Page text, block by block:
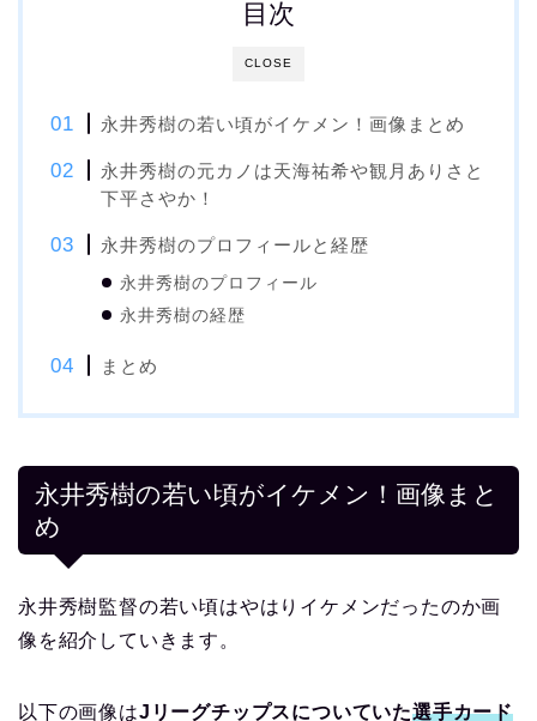
CLOSE
目次
永井秀樹の若い頃がイケメン！画像まとめ
永井秀樹の元カノは天海祐希や観月ありさと
下平さやか！
永井秀樹のプロフィールと経歴
永井秀樹のプロフィール
永井秀樹の経歴
まとめ
永井秀樹の若い頃がイケメン！画像まと
め
永井秀樹監督の若い頃はやはりイケメンだったのか画
像を紹介していきます。
以下の画像はJリーグチップスについていた選手カード